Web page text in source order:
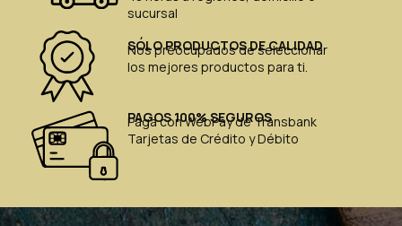
sucursal
SÓLO PRODUCTOS DE CALIDAD
Nos preocupados de seleccionar
los mejores productos para ti.
PAGOS 100% SEGUROS
Paga con WebPay de Transbank
Tarjetas de Crédito y Débito